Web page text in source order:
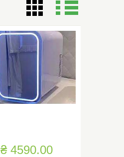
₴ 4590.00